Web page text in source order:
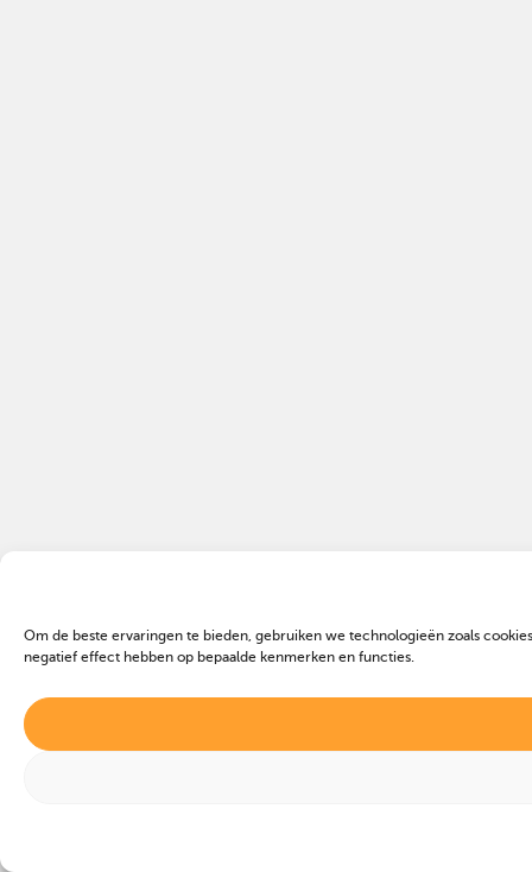
Om de beste ervaringen te bieden, gebruiken we technologieën zoals
negatief effect hebben op bepaalde kenmerken en functies.